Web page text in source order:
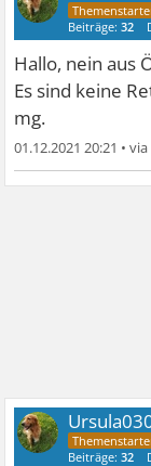
Beiträge:32
Hallo, nein aus
Es sind keine
mg.
01.12.2021 20:21 •
Beiträge:32